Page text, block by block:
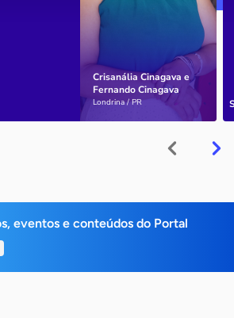
Crisanália Cinagava e
Fernando Cinagava
Londrina / PR
eventos e conteúdos do Portal